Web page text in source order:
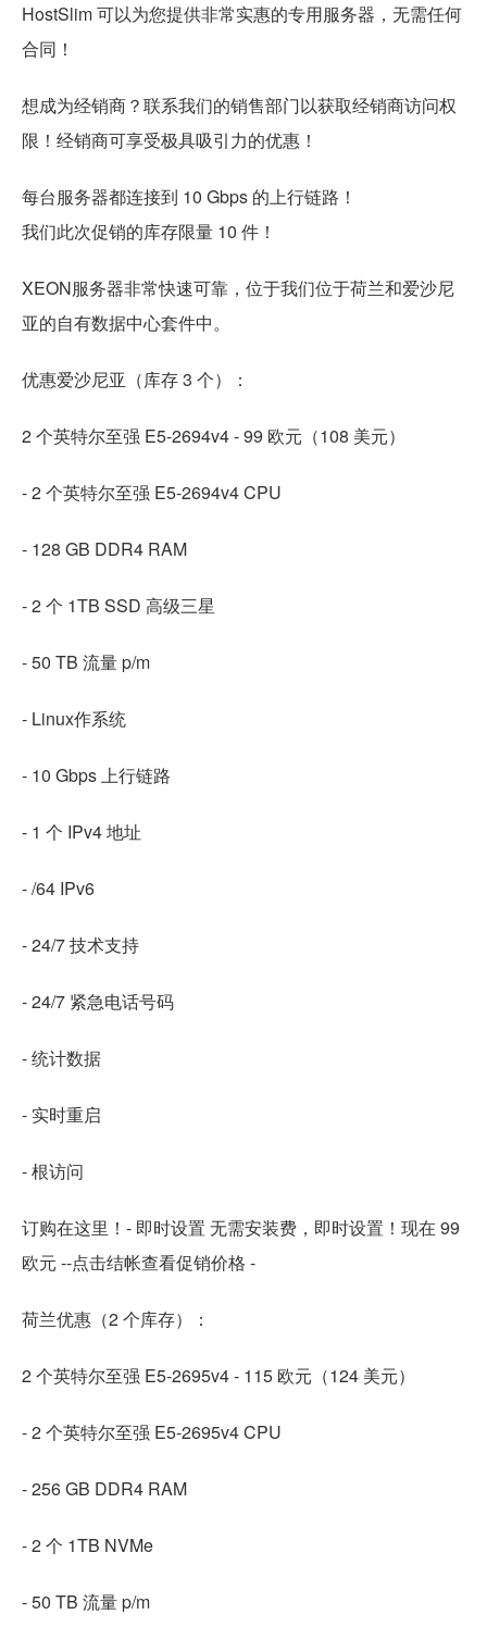
HostSlim 可以为您提供非常实惠的专用服务器，无需任何
合同！
想成为经销商？联系我们的销售部门以获取经销商访问权
限！经销商可享受极具吸引力的优惠！
每台服务器都连接到 10 Gbps 的上行链路！
我们此次促销的库存限量 10 件！
XEON服务器非常快速可靠，位于我们位于荷兰和爱沙尼
亚的自有数据中心套件中。
优惠爱沙尼亚（库存 3 个）：
2 个英特尔至强 E5-2694v4 - 99 欧元（108 美元）
- 2 个英特尔至强 E5-2694v4 CPU
- 128 GB DDR4 RAM
- 2 个 1TB SSD 高级三星
- 50 TB 流量 p/m
- Linux作系统
- 10 Gbps 上行链路
- 1 个 IPv4 地址
- /64 IPv6
- 24/7 技术支持
- 24/7 紧急电话号码
- 统计数据
- 实时重启
- 根访问
订购在这里！- 即时设置 无需安装费，即时设置！现在 99
欧元 --点击结帐查看促销价格 -
荷兰优惠（2 个库存）：
2 个英特尔至强 E5-2695v4 - 115 欧元（124 美元）
- 2 个英特尔至强 E5-2695v4 CPU
- 256 GB DDR4 RAM
- 2 个 1TB NVMe
- 50 TB 流量 p/m